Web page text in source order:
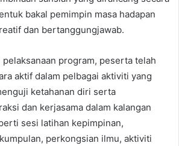
bakal pemimpin masa hadapan
dan bertanggungjawab.
program, peserta telah
aktif dalam pelbagai aktiviti yang
ketahanan diri serta
dan kerjasama dalam kalangan
sesi latihan kepimpinan,
perkongsian ilmu, aktiviti